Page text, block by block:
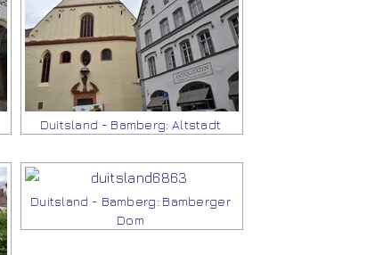
Duitsland - Bamberg: Altstadt
Duitsland - Bamberg: Bamberger
Dom